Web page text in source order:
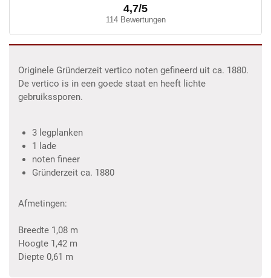
4,7/5
114 Bewertungen
Originele Gründerzeit vertico noten gefineerd uit ca. 1880.
De vertico is in een goede staat en heeft lichte
gebruikssporen.
3 legplanken
1 lade
noten fineer
Gründerzeit ca. 1880
Afmetingen:
Breedte 1,08 m
Hoogte 1,42 m
Diepte 0,61 m